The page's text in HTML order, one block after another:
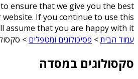
ensure that we give you the best
If you continue to use this
assume that you are happy with it
עמוד הבית> פסיכולוגים ומטפלים >
סקסולוגים במסדה